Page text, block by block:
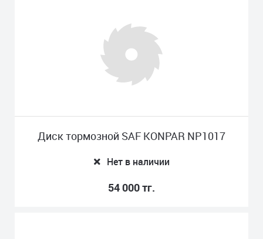
Диск тормозной SAF KONPAR NP1017
Нет в наличии
54 000 тг.